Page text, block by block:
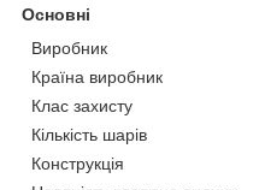
Основні
Виробник
Країна виробник
Клас захисту
Кількість шарів
Конструкція